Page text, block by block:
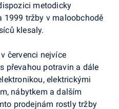
metodicky
1999 tržby v maloobchodě
klesaly.
červenci nejvíce
převahou potravin a dále
elektrickými
nábytkem a dalším
prodejnám rostly tržby